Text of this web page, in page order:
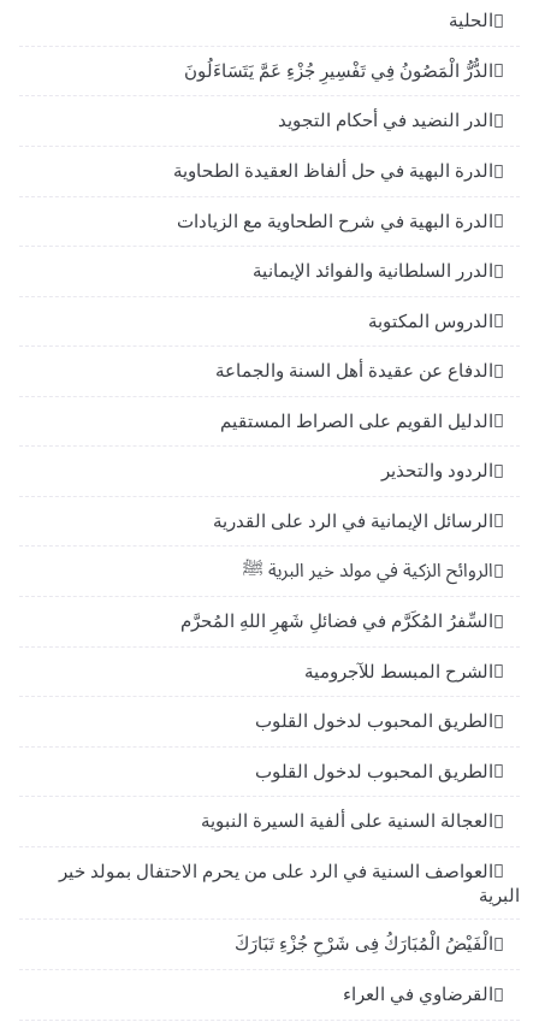
الحلية
الدُّرُّ الْمَصُونُ فِي تَفْسِيرِ جُزْءِ عَمَّ يَتَسَاءَلُونَ
الدر النضيد في أحكام التجويد
الدرة البهية في حل ألفاظ العقيدة الطحاوية
الدرة البهية في شرح الطحاوية مع الزيادات
الدرر السلطانية والفوائد الإيمانية
الدروس المكتوبة
الدفاع عن عقيدة أهل السنة والجماعة
الدليل القويم على الصراط المستقيم
الردود والتحذير
الرسائل الإيمانية في الرد على القدرية
الروائح الزكية في مولد خير البرية ﷺ
السِّفرُ المُكَرَّم في فضائلِ شَهرِ اللهِ المُحرَّم
الشرح المبسط للآجرومية
الطريق المحبوب لدخول القلوب
الطريق المحبوب لدخول القلوب
العجالة السنية على ألفية السيرة النبوية
العواصف السنية في الرد على من يحرم الاحتفال بمولد خير
البرية
الْفَيْضُ الْمُبَارَكُ فِى شَرْحِ جُزْءِ تَبَارَكَ
القرضاوي في العراء